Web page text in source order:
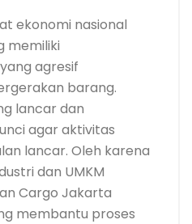
ekonomi nasional
memiliki
agresif
barang.
lancar dan
agar aktivitas
lancar. Oleh karena
dan UMKM
Cargo Jakarta
membantu proses